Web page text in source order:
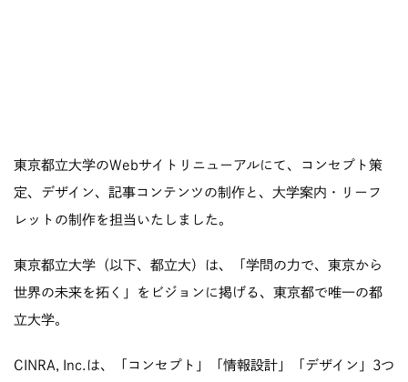
東京都立大学のWebサイトリニューアルにて、コンセプト策
定、デザイン、記事コンテンツの制作と、大学案内・リーフ
レットの制作を担当いたしました。
東京都立大学（以下、都立大）は、「学問の力で、東京から
世界の未来を拓く」をビジョンに掲げる、東京都で唯一の都
立大学。
CINRA, Inc.は、「コンセプト」「情報設計」「デザイン」3つ